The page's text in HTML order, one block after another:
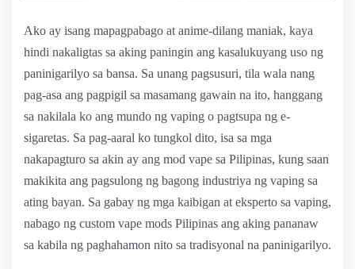
Ako ay isang mapagpabago at anime-dilang maniak, kaya
hindi nakaligtas sa aking paningin ang kasalukuyang uso ng
paninigarilyo sa bansa. Sa unang pagsusuri, tila wala nang
pag-asa ang pagpigil sa masamang gawain na ito, hanggang
sa nakilala ko ang mundo ng vaping o pagtsupa ng e-
sigaretas. Sa pag-aaral ko tungkol dito, isa sa mga
nakapagturo sa akin ay ang mod vape sa Pilipinas, kung saan
makikita ang pagsulong ng bagong industriya ng vaping sa
ating bayan. Sa gabay ng mga kaibigan at eksperto sa vaping,
nabago ng custom vape mods Pilipinas ang aking pananaw
sa kabila ng paghahamon nito sa tradisyonal na paninigarilyo.